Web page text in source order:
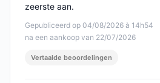
Gepubliceerd op 04/08/2026 à 14h54
na een aankoop van 22/07/2026
zeerste aan.
Vertaalde beoordelingen